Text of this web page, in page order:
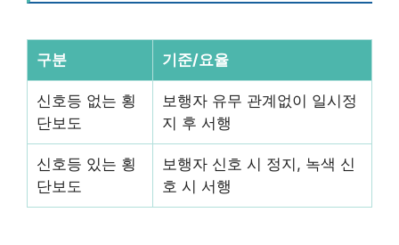
구분 기준/요율
신호등 없는 횡
단보도
보행자 유무 관계없이 일시정
지 후 서행
신호등 있는 횡
단보도
보행자 신호 시 정지, 녹색 신
호 시 서행